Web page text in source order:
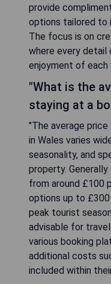
provide
options tailored to
The focus is on
where every
enjoyment of each
"What is the
staying at a
"The average
in Wales varies
seasonality, and
property. Generally
from around £100
options up to
peak tourist
advisable for
various booking
additional costs
included within